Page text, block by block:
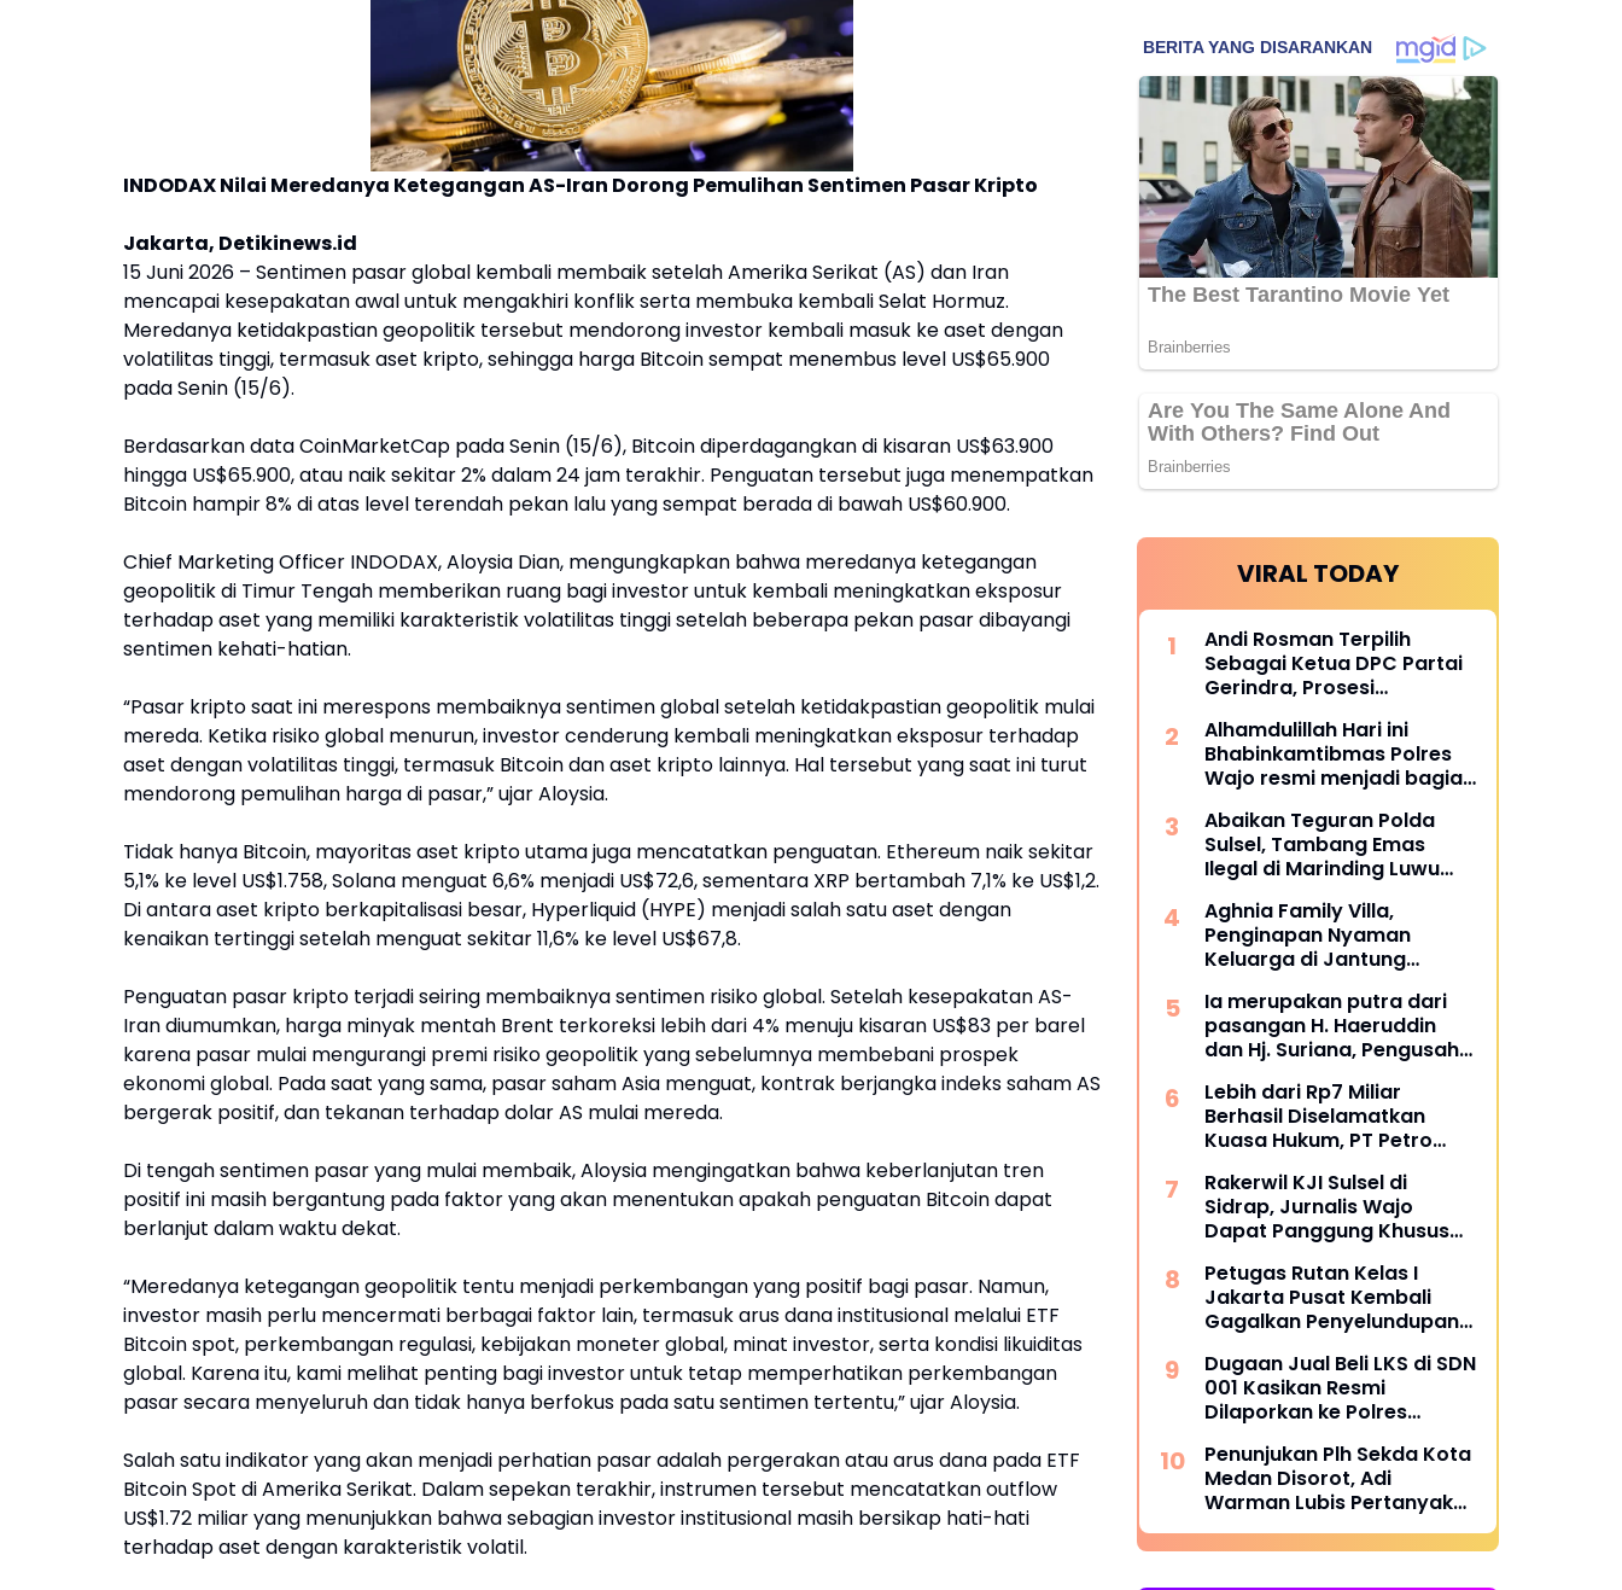
INDODAX Nilai Meredanya Ketegangan AS-Iran Dorong Pemulihan Sentimen Pasar Kripto
Jakarta, Detikinews.id
15 Juni 2026 – Sentimen pasar global kembali membaik setelah Amerika Serikat (AS) dan Iran
mencapai kesepakatan awal untuk mengakhiri konflik serta membuka kembali Selat Hormuz.
Meredanya ketidakpastian geopolitik tersebut mendorong investor kembali masuk ke aset dengan
volatilitas tinggi, termasuk aset kripto, sehingga harga Bitcoin sempat menembus level US$65.900
pada Senin (15/6).
Berdasarkan data CoinMarketCap pada Senin (15/6), Bitcoin diperdagangkan di kisaran US$63.900
hingga US$65.900, atau naik sekitar 2% dalam 24 jam terakhir. Penguatan tersebut juga menempatkan
Bitcoin hampir 8% di atas level terendah pekan lalu yang sempat berada di bawah US$60.900.
Chief Marketing Officer INDODAX, Aloysia Dian, mengungkapkan bahwa meredanya ketegangan
geopolitik di Timur Tengah memberikan ruang bagi investor untuk kembali meningkatkan eksposur
terhadap aset yang memiliki karakteristik volatilitas tinggi setelah beberapa pekan pasar dibayangi
sentimen kehati-hatian.
“Pasar kripto saat ini merespons membaiknya sentimen global setelah ketidakpastian geopolitik mulai
mereda. Ketika risiko global menurun, investor cenderung kembali meningkatkan eksposur terhadap
aset dengan volatilitas tinggi, termasuk Bitcoin dan aset kripto lainnya. Hal tersebut yang saat ini turut
mendorong pemulihan harga di pasar,” ujar Aloysia.
Tidak hanya Bitcoin, mayoritas aset kripto utama juga mencatatkan penguatan. Ethereum naik sekitar
5,1% ke level US$1.758, Solana menguat 6,6% menjadi US$72,6, sementara XRP bertambah 7,1% ke US$1,2.
Di antara aset kripto berkapitalisasi besar, Hyperliquid (HYPE) menjadi salah satu aset dengan
kenaikan tertinggi setelah menguat sekitar 11,6% ke level US$67,8.
Penguatan pasar kripto terjadi seiring membaiknya sentimen risiko global. Setelah kesepakatan AS-
Iran diumumkan, harga minyak mentah Brent terkoreksi lebih dari 4% menuju kisaran US$83 per barel
karena pasar mulai mengurangi premi risiko geopolitik yang sebelumnya membebani prospek
ekonomi global. Pada saat yang sama, pasar saham Asia menguat, kontrak berjangka indeks saham AS
bergerak positif, dan tekanan terhadap dolar AS mulai mereda.
Di tengah sentimen pasar yang mulai membaik, Aloysia mengingatkan bahwa keberlanjutan tren
positif ini masih bergantung pada faktor yang akan menentukan apakah penguatan Bitcoin dapat
berlanjut dalam waktu dekat.
“Meredanya ketegangan geopolitik tentu menjadi perkembangan yang positif bagi pasar. Namun,
investor masih perlu mencermati berbagai faktor lain, termasuk arus dana institusional melalui ETF
Bitcoin spot, perkembangan regulasi, kebijakan moneter global, minat investor, serta kondisi likuiditas
global. Karena itu, kami melihat penting bagi investor untuk tetap memperhatikan perkembangan
pasar secara menyeluruh dan tidak hanya berfokus pada satu sentimen tertentu,” ujar Aloysia.
Salah satu indikator yang akan menjadi perhatian pasar adalah pergerakan atau arus dana pada ETF
Bitcoin Spot di Amerika Serikat. Dalam sepekan terakhir, instrumen tersebut mencatatkan outflow
US$1.72 miliar yang menunjukkan bahwa sebagian investor institusional masih bersikap hati-hati
terhadap aset dengan karakteristik volatil.
VIRAL TODAY
Andi Rosman Terpilih
Sebagai Ketua DPC Partai
Gerindra, Prosesi
Langsung Sufmi Dasco
Ahmad.
Alhamdulillah Hari ini
Bhabinkamtibmas Polres
Wajo resmi menjadi bagian
Lingkungan)
Abaikan Teguran Polda
Sulsel, Tambang Emas
Ilegal di Marinding Luwu
Hari Tiga Pelaku Terkesan
Kebah Hukum
Aghnia Family Villa,
Penginapan Nyaman
Keluarga di Jantung
Bulukumba
Ia merupakan putra dari
pasangan H. Haeruddin
dan Hj. Suriana, Pengusaha
Resmi Dilantik Ketua BPC
HIPMI Makassar
Lebih dari Rp7 Miliar
Berhasil Diselamatkan
Kuasa Hukum, PT Petro
atas Dugaan Wanprestasi
Pembayaran Success Fee
Rakerwil KJI Sulsel di
Sidrap, Jurnalis Wajo
Dapat Panggung Khusus
Petugas Rutan Kelas I
Jakarta Pusat Kembali
Gagalkan Penyelundupan
Disembunyikan di Pakaian
Dalam Pengunjung
Dugaan Jual Beli LKS di SDN
001 Kasikan Resmi
Dilaporkan ke Polres
Metroterkini.id Desak Usut
Kasus Ini
Penunjukan Plh Sekda Kota
Medan Disorot, Adi
Warman Lubis Pertanyakan
Komitmen terhadap Sistem
Merit